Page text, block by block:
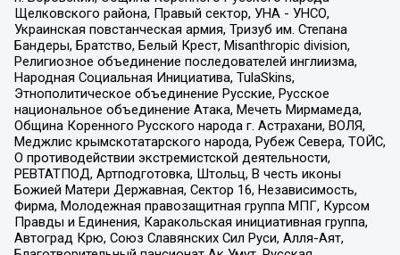
Щелковского района, Правый сектор, УНА - УНСО,
Украинская повстанческая армия, Тризуб им. Степана
Бандеры, Братство, Белый Крест, Misanthropic division,
Религиозное объединение последователей инглиизма,
Народная Социальная Инициатива, TulaSkins,
Этнополитическое объединение Русские, Русское
национальное объединение Атака, Мечеть Мирмамеда,
Община Коренного Русского народа г. Астрахани, ВОЛЯ,
Меджлис крымскотатарского народа, Рубеж Севера, ТОЙС,
О противодействии экстремистской деятельности,
РЕВТАТПОД, Артподготовка, Штольц, В честь иконы
Божией Матери Державная, Сектор 16, Независимость,
Фирма, Молодежная правозащитная группа МПГ, Курсом
Правды и Единения, Каракольская инициативная группа,
Автоград Крю, Союз Славянских Сил Руси, Алля-Аят,